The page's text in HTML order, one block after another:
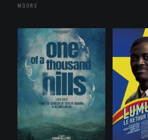
MOORS